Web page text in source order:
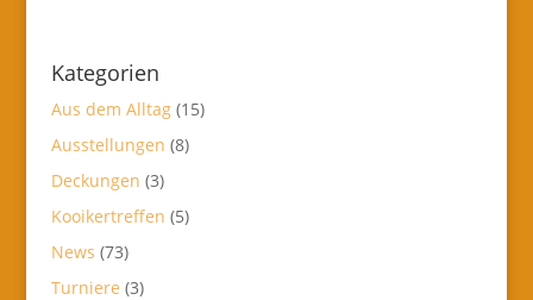
Kategorien
Aus dem Alltag(15)
Ausstellungen (8)
Deckungen (3)
Kooikertreffen (5)
News (73)
Turniere (3)